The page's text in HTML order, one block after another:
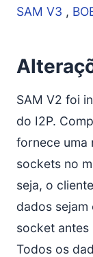
SAM V3 ,
SAM V2 foi
do I2P.
fornece uma
sockets no
seja, o
dados sejam
socket
Todos os